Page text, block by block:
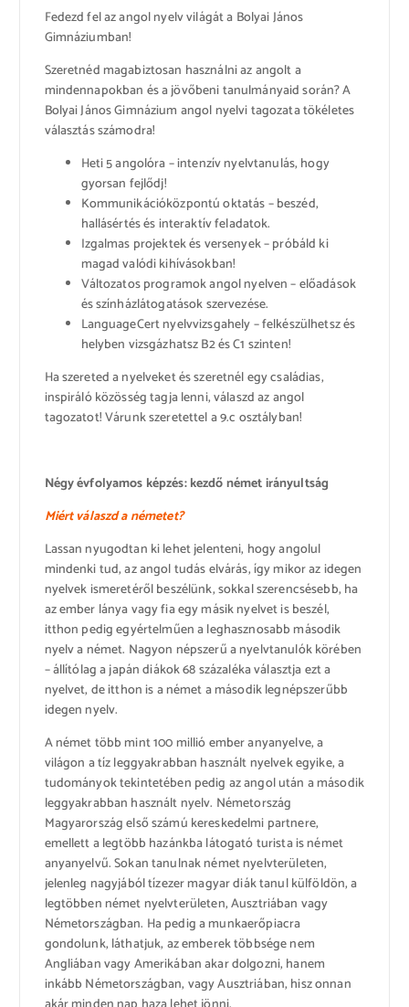
Fedezd fel az angol nyelv világát a Bolyai János
Gimnáziumban!
Szeretnéd magabiztosan használni az angolt a
mindennapokban és a jövőbeni tanulmányaid során? A
Bolyai János Gimnázium angol nyelvi tagozata tökéletes
választás számodra!
Heti 5 angolóra – intenzív nyelvtanulás, hogy
gyorsan fejlődj!
Kommunikációközpontú oktatás – beszéd,
hallásértés és interaktív feladatok.
Izgalmas projektek és versenyek – próbáld ki
magad valódi kihívásokban!
Változatos programok angol nyelven – előadások
és színházlátogatások szervezése.
LanguageCert nyelvvizsgahely – felkészülhetsz és
helyben vizsgázhatsz B2 és C1 szinten!
Ha szereted a nyelveket és szeretnél egy családias,
inspiráló közösség tagja lenni, válaszd az angol
tagozatot! Várunk szeretettel a 9.c osztályban!
Négy évfolyamos képzés: kezdő német irányultság
Miért válaszd a németet?
Lassan nyugodtan ki lehet jelenteni, hogy angolul
mindenki tud, az angol tudás elvárás, így mikor az idegen
nyelvek ismeretéről beszélünk, sokkal szerencsésebb, ha
az ember lánya vagy fia egy másik nyelvet is beszél,
itthon pedig egyértelműen a leghasznosabb második
nyelv a német. Nagyon népszerű a nyelvtanulók körében
– állítólag a japán diákok 68 százaléka választja ezt a
nyelvet, de itthon is a német a második legnépszerűbb
idegen nyelv.
A német több mint 100 millió ember anyanyelve, a
világon a tíz leggyakrabban használt nyelvek egyike, a
tudományok tekintetében pedig az angol után a második
leggyakrabban használt nyelv. Németország
Magyarország első számú kereskedelmi partnere,
emellett a legtöbb hazánkba látogató turista is német
anyanyelvű. Sokan tanulnak német nyelvterületen,
jelenleg nagyjából tízezer magyar diák tanul külföldön, a
legtöbben német nyelvterületen, Ausztriában vagy
Németországban. Ha pedig a munkaerőpiacra
gondolunk, láthatjuk, az emberek többsége nem
Angliában vagy Amerikában akar dolgozni, hanem
inkább Németországban, vagy Ausztriában, hisz onnan